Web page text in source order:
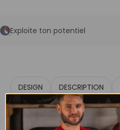
Exploite ton potentiel
DESIGN DESCRIPTION